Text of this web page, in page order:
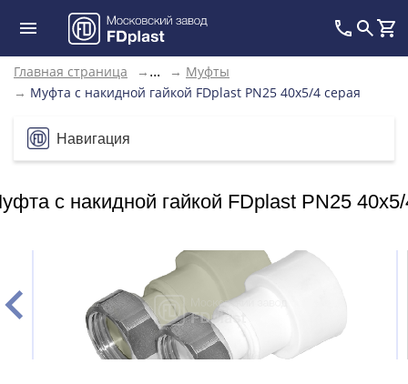
Главная страница → ... → Муфты
→ Муфта с накидной гайкой FDplast PN25 40х5/4 серая
Навигация
с накидной гайкой FDplast PN25